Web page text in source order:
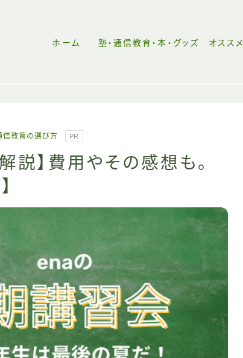
ホーム 塾・通信教育・本・グッズ オススメ
塾・通信教育の選び方
【失敗しない都立中受験の始め方】中受未
経験者にもオススメの塾・通信教育・グッ
ズを完全解説
絶対に後悔してはいけない！！！都立中高一
貫校受検の歩き方
信教育の選び方 PR
説】費用やその感想も。